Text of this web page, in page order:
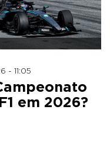
- 11:05
em 2026?